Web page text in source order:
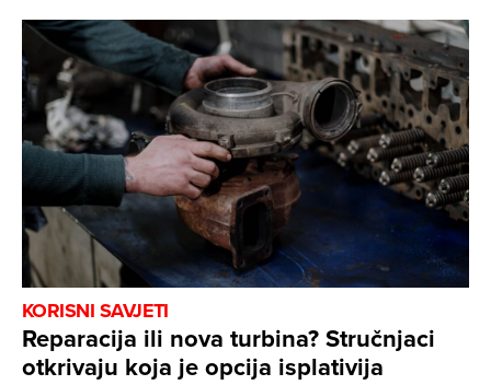
KORISNI SAVJETI
Reparacija ili nova turbina? Stručnjaci
otkrivaju koja je opcija isplativija